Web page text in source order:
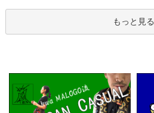
もっと見る